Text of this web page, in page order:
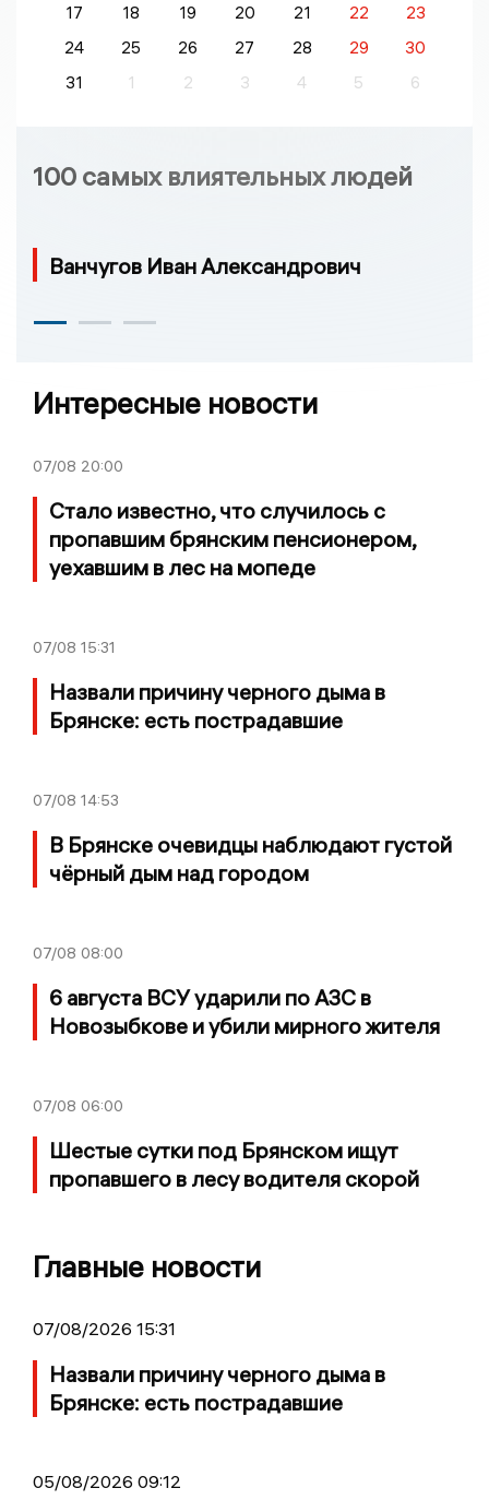
17
18 19 20 21 22
23
24
25 26 27 28 29
30
31
1 2 3 4 5 6
100 самых влиятельных людей
Ванчугов Иван Александрович
Интересные новости
07/08 20:00
Стало известно, что случилось с
пропавшим брянским пенсионером,
уехавшим в лес на мопеде
07/08 15:31
Назвали причину черного дыма в
Брянске: есть пострадавшие
07/08 14:53
В Брянске очевидцы наблюдают густой
чёрный дым над городом
07/08 08:00
6 августа ВСУ ударили по АЗС в
Новозыбкове и убили мирного жителя
07/08 06:00
Шестые сутки под Брянском ищут
пропавшего в лесу водителя скорой
Главные новости
07/08/2026 15:31
Назвали причину черного дыма в
Брянске: есть пострадавшие
05/08/2026 09:12